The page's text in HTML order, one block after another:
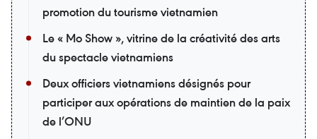
promotion du tourisme vietnamien
Le « Mo Show », vitrine de la créativité des arts
du spectacle vietnamiens
Deux officiers vietnamiens désignés pour
participer aux opérations de maintien de la paix
de l’ONU